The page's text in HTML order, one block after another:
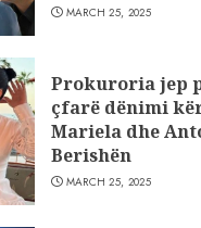
MARCH 25, 2025
Prokuroria jep
çfarë dënimi
Mariela dhe
Berishën
MARCH 25, 2025